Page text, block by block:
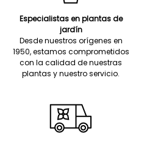
Especialistas en plantas de
jardín
Desde nuestros orígenes en
1950, estamos comprometidos
con la calidad de nuestras
plantas y nuestro servicio.